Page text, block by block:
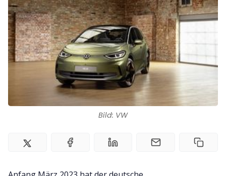
Kontakt
Impressum
Bild: VW